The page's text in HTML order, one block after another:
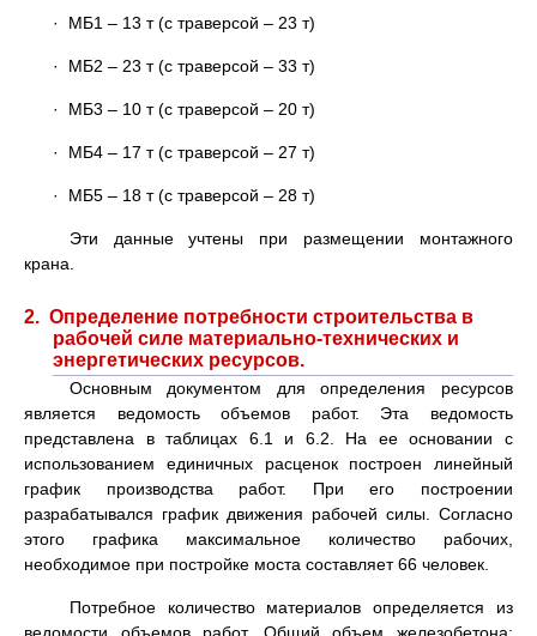
· МБ1 – 13 т (с траверсой – 23 т)
· МБ2 – 23 т (с траверсой – 33 т)
· МБ3 – 10 т (с траверсой – 20 т)
· МБ4 – 17 т (с траверсой – 27 т)
· МБ5 – 18 т (с траверсой – 28 т)
Эти данные учтены при размещении монтажного
крана.
2. Определение потребности строительства в
рабочей силе материально-технических и
энергетических ресурсов.
Основным документом для определения ресурсов
является ведомость объемов работ. Эта ведомость
представлена в таблицах 6.1 и 6.2. На ее основании с
использованием единичных расценок построен линейный
график производства работ. При его построении
разрабатывался график движения рабочей силы. Согласно
этого графика максимальное количество рабочих,
необходимое при постройке моста составляет 66 человек.
Потребное количество материалов определяется из